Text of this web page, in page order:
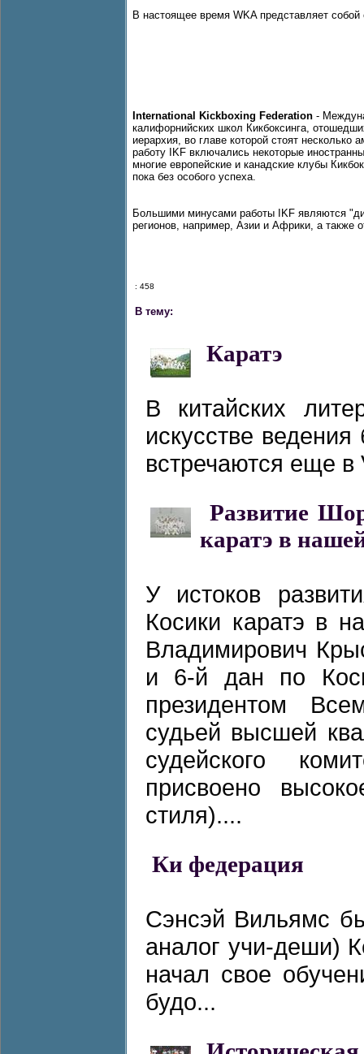
В настоящее время WKA представляет
International Kickboxing Federation -
калифорнийских школ Кикбоксинга,
иерархия, во главе которой стоят
работу IKF включались некоторые
многие европейские и канадские клубы
пока без особого успеха.
Большими минусами работы IKF являются
регионов, например, Азии и Африки, а также
: 458
В тему:
Каратэ
В китайских
искусстве
встречаются еще
Развитие
каратэ в
У истоков
Косики каратэ в
Владимирович
и 6-й дан по
президентом
судьей высшей
судейского
присвоено
стиля)....
Ки федерация
Сэнсэй Вильямс
аналог учи-деши)
начал свое
будо...